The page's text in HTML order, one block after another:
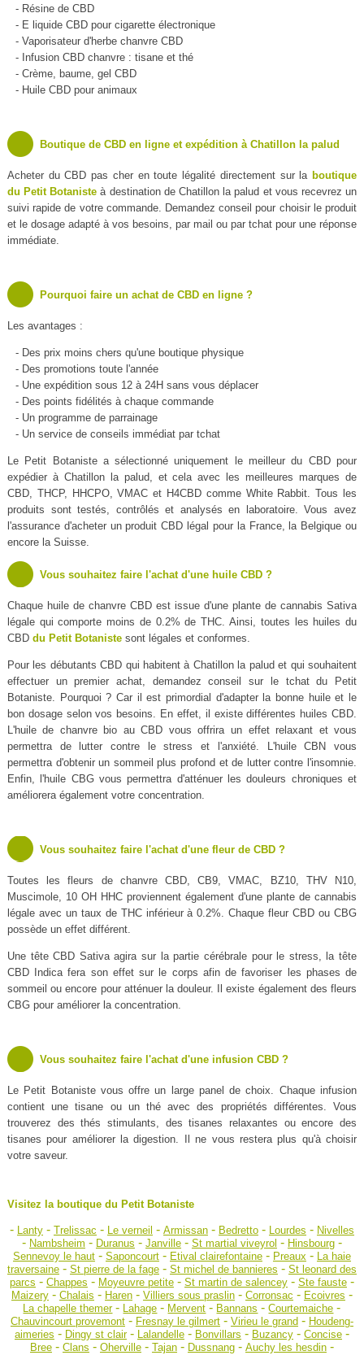
- Résine de CBD
- E liquide CBD pour cigarette électronique
- Vaporisateur d'herbe chanvre CBD
- Infusion CBD chanvre : tisane et thé
- Crème, baume, gel CBD
- Huile CBD pour animaux
Boutique de CBD en ligne et expédition à Chatillon la palud
Acheter du CBD pas cher en toute légalité directement sur la boutique
du Petit Botaniste à destination de Chatillon la palud et vous recevrez un
suivi rapide de votre commande. Demandez conseil pour choisir le produit
et le dosage adapté à vos besoins, par mail ou par tchat pour une réponse
immédiate.
Pourquoi faire un achat de CBD en ligne ?
Les avantages :
- Des prix moins chers qu'une boutique physique
- Des promotions toute l'année
- Une expédition sous 12 à 24H sans vous déplacer
- Des points fidélités à chaque commande
- Un programme de parrainage
- Un service de conseils immédiat par tchat
Le Petit Botaniste a sélectionné uniquement le meilleur du CBD pour
expédier à Chatillon la palud, et cela avec les meilleures marques de
CBD, THCP, HHCPO, VMAC et H4CBD comme White Rabbit. Tous les
produits sont testés, contrôlés et analysés en laboratoire. Vous avez
l'assurance d'acheter un produit CBD légal pour la France, la Belgique ou
encore la Suisse.
Vous souhaitez faire l'achat d'une huile CBD ?
Chaque huile de chanvre CBD est issue d'une plante de cannabis Sativa
légale qui comporte moins de 0.2% de THC. Ainsi, toutes les huiles du
CBD du Petit Botanistesont légales et conformes.
Pour les débutants CBD qui habitent à Chatillon la palud et qui souhaitent
effectuer un premier achat, demandez conseil sur le tchat du Petit
Botaniste. Pourquoi ? Car il est primordial d'adapter la bonne huile et le
bon dosage selon vos besoins. En effet, il existe différentes huiles CBD.
L'huile de chanvre bio au CBD vous offrira un effet relaxant et vous
permettra de lutter contre le stress et l'anxiété. L'huile CBN vous
permettra d'obtenir un sommeil plus profond et de lutter contre l'insomnie.
Enfin, l'huile CBG vous permettra d'atténuer les douleurs chroniques et
améliorera également votre concentration.
Vous souhaitez faire l'achat d'une fleur de CBD ?
Toutes les fleurs de chanvre CBD, CB9, VMAC, BZ10, THV N10,
Muscimole, 10 OH HHC proviennent également d'une plante de cannabis
légale avec un taux de THC inférieur à 0.2%. Chaque fleur CBD ou CBG
possède un effet différent.
Une tête CBD Sativa agira sur la partie cérébrale pour le stress, la tête
CBD Indica fera son effet sur le corps afin de favoriser les phases de
sommeil ou encore pour atténuer la douleur. Il existe également des fleurs
CBG pour améliorer la concentration.
Vous souhaitez faire l'achat d'une infusion CBD ?
Le Petit Botaniste vous offre un large panel de choix. Chaque infusion
contient une tisane ou un thé avec des propriétés différentes. Vous
trouverez des thés stimulants, des tisanes relaxantes ou encore des
tisanes pour améliorer la digestion. Il ne vous restera plus qu'à choisir
votre saveur.
Visitez la boutique du Petit Botaniste
- Lanty- Trelissac - Le verneil - Armissan- Bedretto- Lourdes - Nivelles
- Nambsheim - Duranus - Janville- St martial viveyrol - Hinsbourg-
Sennevoy le haut- Saponcourt- Etival clairefontaine- Preaux - La haie
traversaine- St pierre de la fage- St michel de bannieres - St leonard des
parcs - Chappes - Moyeuvre petite- St martin de salencey- Ste fauste-
Maizery- Chalais - Haren- Villiers sous praslin- Corronsac - Ecoivres -
La chapelle themer- Lahage - Mervent - Bannans -Courtemaiche -
Chauvincourt provemont- Fresnay le gilmert- Virieu le grand- Houdeng-
aimeries - Dingy st clair- Lalandelle- Bonvillars - Buzancy- Concise-
Bree- Clans - Oherville- Tajan- Dussnang- Auchy les hesdin-